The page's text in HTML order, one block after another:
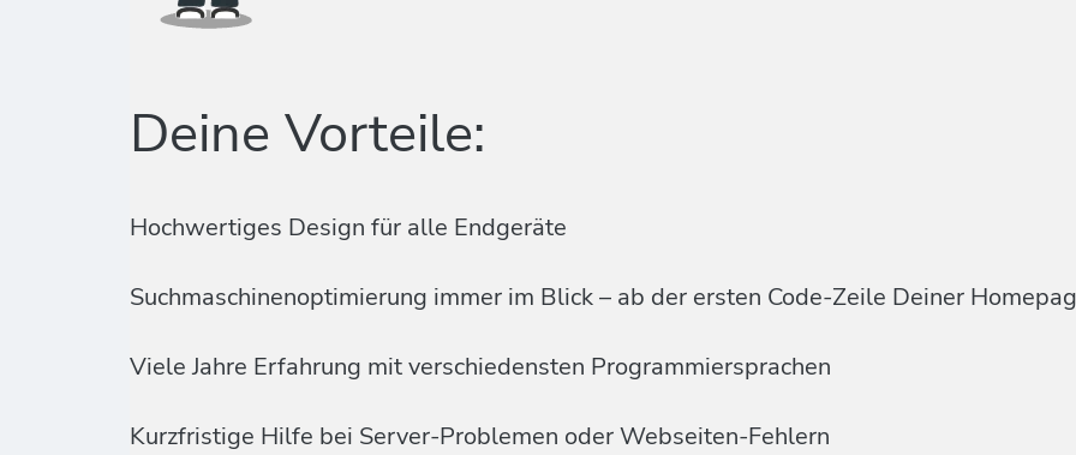
Deine Vorteile:
Hochwertiges Design für alle Endgeräte
Suchmaschinenoptimierung immer im Blick – ab der ersten Code-Zeile Deiner
Viele Jahre Erfahrung mit verschiedensten Programmiersprachen
Kurzfristige Hilfe bei Server-Problemen oder Webseiten-Fehlern